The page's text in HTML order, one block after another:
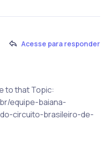
Acesse para responder
to that Topic:
equipe-baiana-
circuito-brasileiro-de-